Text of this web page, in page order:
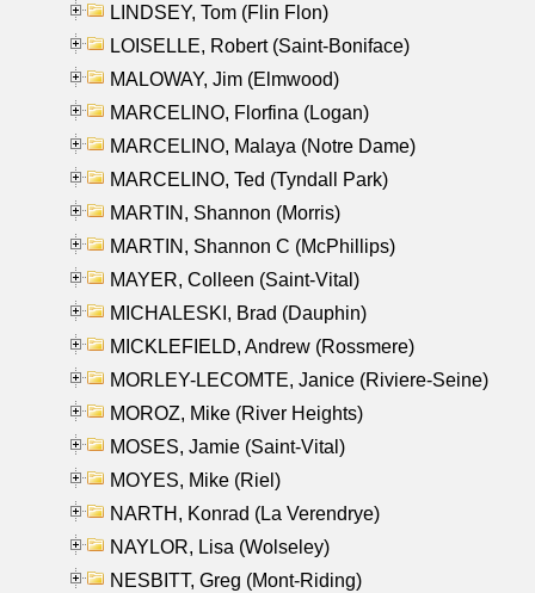
LINDSEY, Tom (Flin Flon)
LOISELLE, Robert (Saint-Boniface)
MALOWAY, Jim (Elmwood)
MARCELINO, Florfina (Logan)
MARCELINO, Malaya (Notre Dame)
MARCELINO, Ted (Tyndall Park)
MARTIN, Shannon (Morris)
MARTIN, Shannon C (McPhillips)
MAYER, Colleen (Saint-Vital)
MICHALESKI, Brad (Dauphin)
MICKLEFIELD, Andrew (Rossmere)
MORLEY-LECOMTE, Janice (Riviere-Seine)
MOROZ, Mike (River Heights)
MOSES, Jamie (Saint-Vital)
MOYES, Mike (Riel)
NARTH, Konrad (La Verendrye)
NAYLOR, Lisa (Wolseley)
NESBITT, Greg (Mont-Riding)